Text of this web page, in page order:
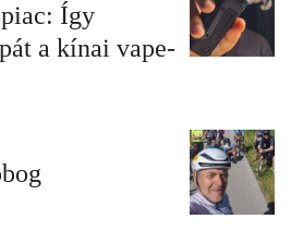
Így
a kínai vape-